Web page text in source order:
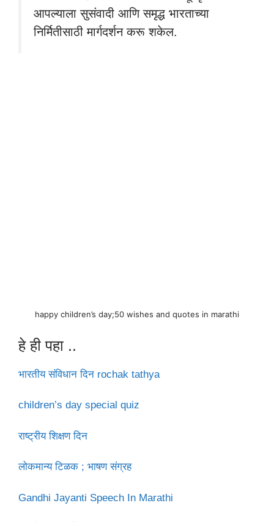
आपल्याला सुसंवादी आणि समृद्ध भारताच्या
निर्मितीसाठी मार्गदर्शन करू शकेल.
happy children’s day;50 wishes and quotes in marathi
हे ही पहा ..
भारतीय संविधान दिन rochak tathya
children’s day special quiz
राष्ट्रीय शिक्षण दिन
लोकमान्य टिळक ; भाषण संग्रह
Gandhi Jayanti Speech In Marathi